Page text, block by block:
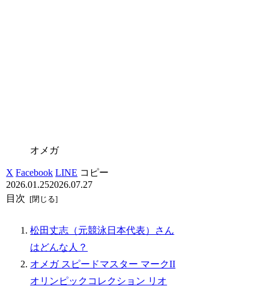
オメガ
X Facebook LINE コピー
2026.01.252026.07.27
目次
松田丈志（元競泳日本代表）さん
はどんな人？
オメガ スピードマスター マークII
オリンピックコレクション リオ